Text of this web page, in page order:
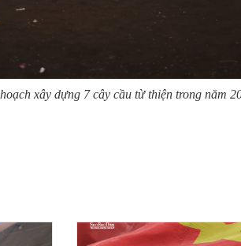
xây dựng 7 cây cầu từ thiện trong năm